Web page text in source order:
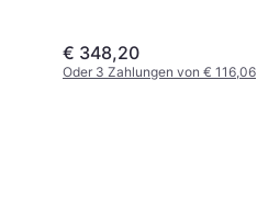
€ 348,20
Oder 3 Zahlungen von € 116,06